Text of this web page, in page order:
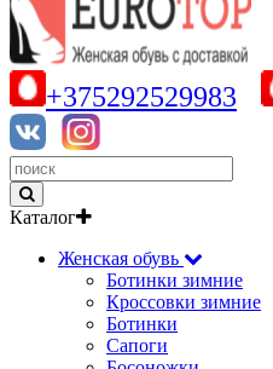
+375292529983
Каталог
Женская обувь
Ботинки зимние
Кроссовки зимние
Ботинки
Сапоги